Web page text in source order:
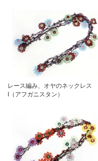
レース編み、オヤのネックレス
I（アフガニスタン）